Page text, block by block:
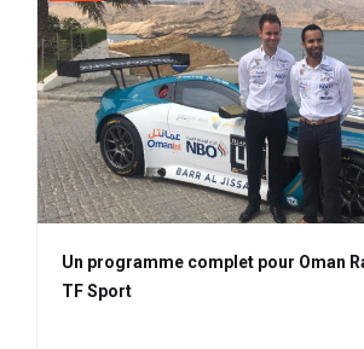
Un programme complet pour Oman
TF Sport